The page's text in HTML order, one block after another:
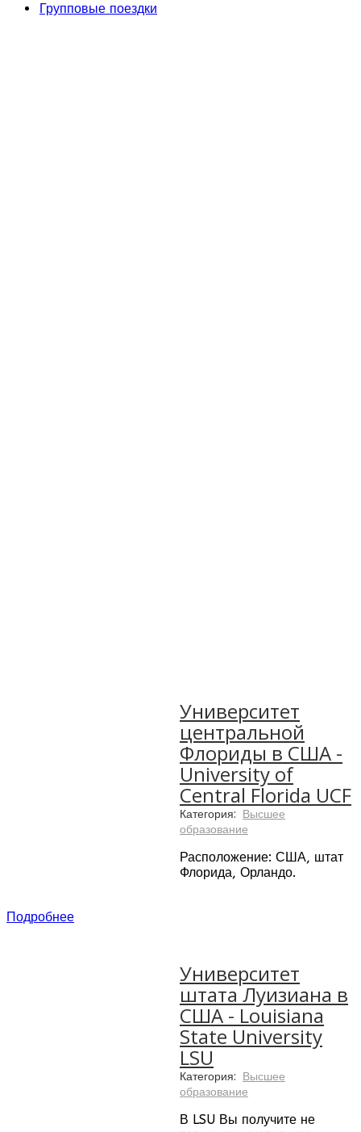
Групповые поездки
Университет
центральной
Флориды в США -
University of
Central Florida UCF
Категория: Высшее
образование
Расположение: США, штат
Флорида, Орландо.
является центром развития
научных, медицинских и
других инновационных
технологий.
Цели университета:
качественное бакалаврское
и магистерское образование
в США; развитие научной и
творческой деятельности, а
также помощь в
Подробнее
Университет
штата Луизиана в
США - Louisiana
State University
LSU
Категория: Высшее
образование
В LSU Вы получите не